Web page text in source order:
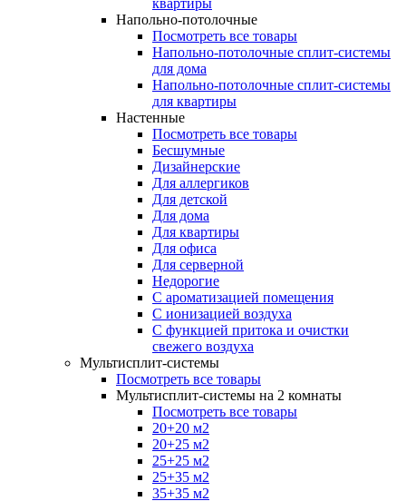
квартиры
Напольно-потолочные
Посмотреть все товары
Напольно-потолочные сплит-системы
для дома
Напольно-потолочные сплит-системы
для квартиры
Настенные
Посмотреть все товары
Бесшумные
Дизайнерские
Для аллергиков
Для детской
Для дома
Для квартиры
Для офиса
Для серверной
Недорогие
С ароматизацией помещения
С ионизацией воздуха
С функцией притока и очистки
свежего воздуха
Мультисплит-системы
Посмотреть все товары
Мультисплит-системы на 2 комнаты
Посмотреть все товары
20+20 м2
20+25 м2
25+25 м2
25+35 м2
35+35 м2